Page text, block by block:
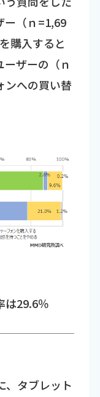
ー（ｎ=1,69
購入すると
ザーの（ｎ
ンへの買い替
29.6％
、タブレット